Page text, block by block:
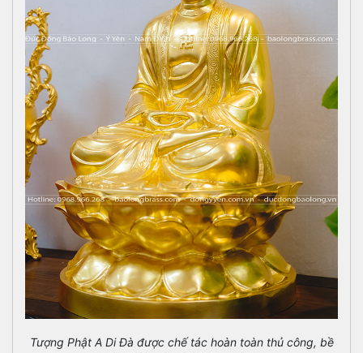
Tượng Phật A Di Đà được chế tác hoàn toàn thủ công, bề